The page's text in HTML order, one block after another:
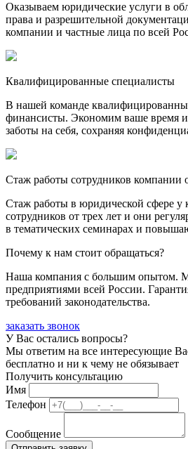
Оказываем юридические услуги в
права и разрешительной
компании и частные лица по всей
Квалифицированные специалисты
В нашей команде
финансисты. Экономим ваше время
заботы на себя, сохраняя
Стаж работы сотрудников компании
Стаж работы в юридической сфере у
сотрудников от трех лет и они
в тематических семинарах и
Почему к нам стоит обращаться?
Наша компания с большим опытом.
предприятиями всей России.
требований законодательства.
заказать звонок
У Вас остались вопросы?
Мы ответим на все интересующие
бесплатно и ни к чему не обязывает
Получить консультацию
Имя
Телефон
Сообщение